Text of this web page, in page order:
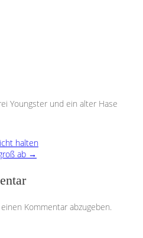
Youngster und ein alter Hase
halten
ab →
Kommentar abzugeben.